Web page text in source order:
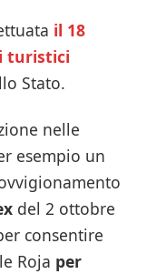
il 18
turistici
Stato.
nelle
esempio un
del 2 ottobre
consentire
Roja per